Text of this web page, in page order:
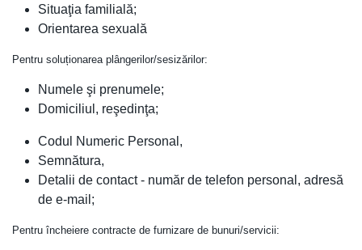
Situaţia familială;
Orientarea sexuală
Pentru soluționarea plângerilor/sesizărilor:
Numele şi prenumele;
Domiciliul, reşedinţa;
Codul Numeric Personal,
Semnătura,
Detalii de contact - număr de telefon personal, adresă
de e-mail;
Pentru încheiere contracte de furnizare de bunuri/servicii: